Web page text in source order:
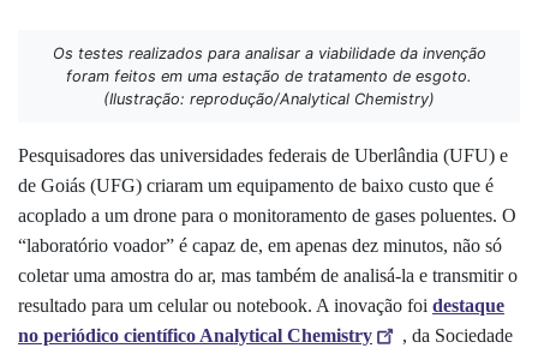
Os testes realizados para analisar a viabilidade da invenção
foram feitos em uma estação de tratamento de esgoto.
(Ilustração: reprodução/Analytical Chemistry)
Pesquisadores das universidades federais de Uberlândia (UFU) e
de Goiás (UFG) criaram um equipamento de baixo custo que é
acoplado a um drone para o monitoramento de gases poluentes. O
“laboratório voador” é capaz de, em apenas dez minutos, não só
coletar uma amostra do ar, mas também de analisá-la e transmitir o
resultado para um celular ou notebook. A inovação foi destaque
no periódico científico Analytical Chemistry
, da Sociedade